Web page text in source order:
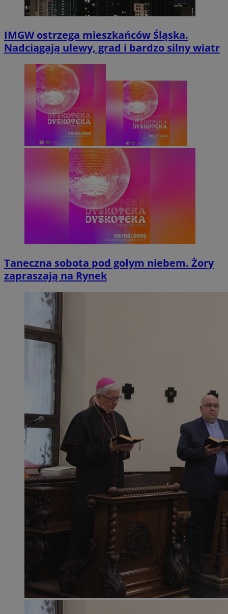
IMGW ostrzega mieszkańców Śląska.
Nadciągają ulewy, grad i bardzo silny wiatr
Taneczna sobota pod gołym niebem. Żory
zapraszają na Rynek